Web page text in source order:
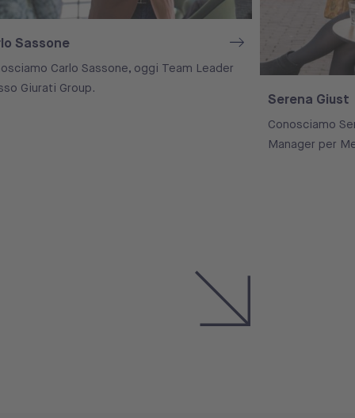
Sassone
Carlo Sassone, oggi Team Leader
Giurati Group.
Serena Giust
Conosciamo
Manager per